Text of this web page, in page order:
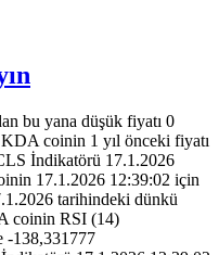
bu yana düşük fiyatı 0
coinin 1 yıl önceki fiyatı
İndikatörü 17.1.2026
17.1.2026 12:39:02 için
tarihindeki dünkü
coinin RSI (14)
-138,331777